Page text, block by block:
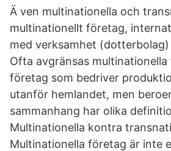
Ä ven multinationella och
multinationellt företag,
med verksamhet (dotterbolag)
Ofta avgränsas
företag som bedriver
utanför hemlandet, men
sammanhang har olika
Multinationella kontra
Multinationella företag är inte